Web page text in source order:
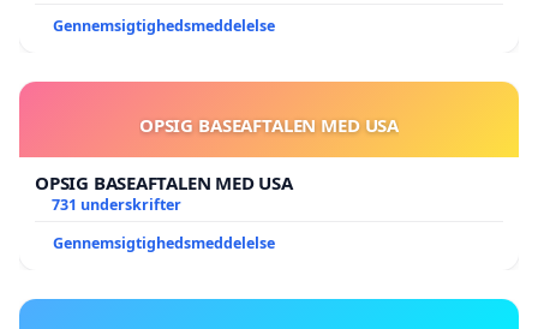
Gennemsigtighedsmeddelelse
OPSIG BASEAFTALEN MED USA
OPSIG BASEAFTALEN MED USA
731 underskrifter
Gennemsigtighedsmeddelelse